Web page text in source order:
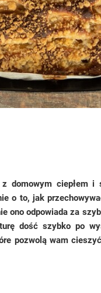
ciepłem i
o to, jak
ono odpowiada za
dość szybko po
pozwolą wam